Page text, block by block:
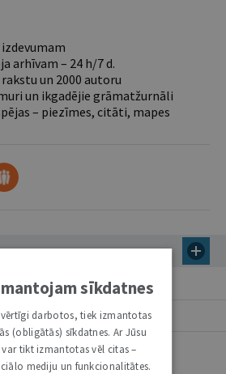
arhīvam – 24 h/7 d.
un 2000 autoru
un ikgadējie grāmatžurnāli
– piezīmes, citāti, mapes
sīkdatnes
darbotos, tiek izmantotas
(obligātās) sīkdatnes. Ar Jūsu
tikt izmantotas vēl citas –
mediju un funkcionalitātes.